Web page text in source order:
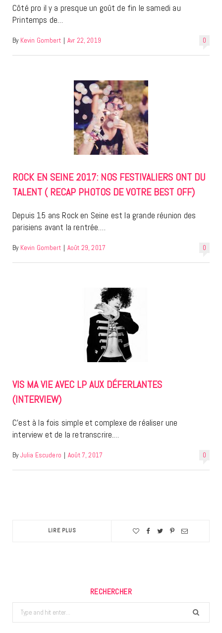
Côté pro il y a presque un goût de fin le samedi au
Printemps de…
0
By Kevin Gombert | Avr 22, 2019
ROCK EN SEINE 2017: NOS FESTIVALIERS ONT DU
TALENT ( RECAP PHOTOS DE VOTRE BEST OFF)
Depuis 15 ans Rock en Seine est la grande réunion des
parisiens avant la rentrée.…
0
By Kevin Gombert | Août 29, 2017
VIS MA VIE AVEC LP AUX DÉFERLANTES
(INTERVIEW)
C’est à la fois simple et complexe de réaliser une
interview et de la retranscrire.…
0
By Julia Escudero | Août 7, 2017
LIRE PLUS
RECHERCHER
Search
for: